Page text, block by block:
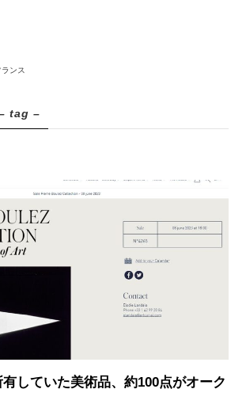
ランス
tag –
していた美術品、約100点がオーク